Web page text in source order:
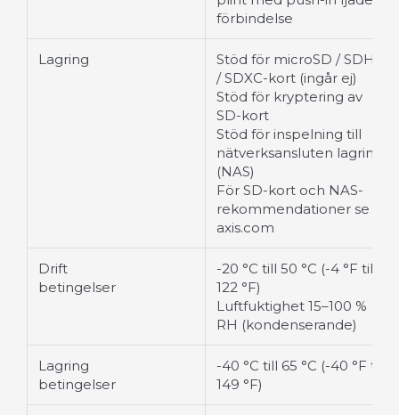
förbindelse
Lagring
Stöd för microSD / SDHC
/ SDXC-kort (ingår ej)
Stöd för kryptering av
SD-kort
Stöd för inspelning till
nätverksansluten lagring
(NAS)
För SD-kort och NAS-
rekommendationer se
axis.com
Drift
betingelser
-20 °C till 50 °C (-4 °F till
122 °F)
Luftfuktighet 15–100 %
RH (kondenserande)
Lagring
betingelser
-40 °C till 65 °C (-40 °F till
149 °F)